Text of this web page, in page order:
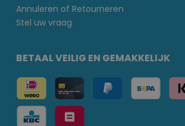
Annuleren of Retourneren
Stel uw vraag
BETAAL VEILIG EN GEMAKKELIJK